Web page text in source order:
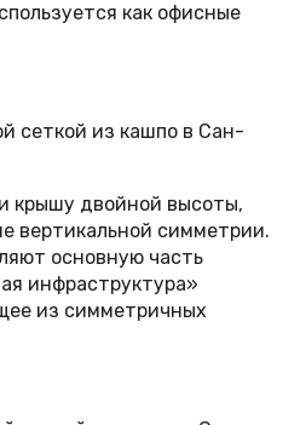
как офисные
крышу двойной высоты,
вертикальной симметрии.
основную часть
инфраструктура»
из симметричных